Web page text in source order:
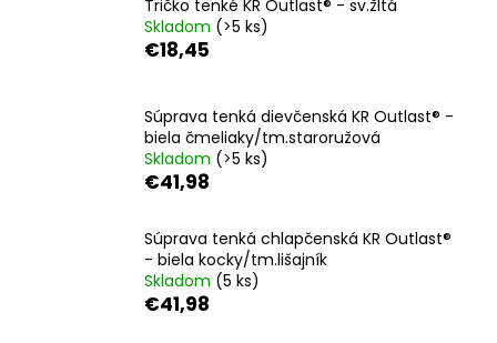
Tričko tenké KR Outlast® - sv.žltá
Skladom (>5 ks)
€18,45
Súprava tenká dievčenská KR Outlast® -
biela čmeliaky/tm.staroružová
Skladom (>5 ks)
€41,98
Súprava tenká chlapčenská KR Outlast®
- biela kocky/tm.lišajník
Skladom (5 ks)
€41,98